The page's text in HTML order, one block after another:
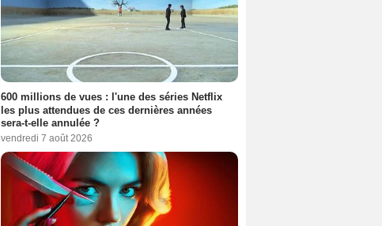
600 millions de vues : l'une des séries Netflix
les plus attendues de ces dernières années
sera-t-elle annulée ?
vendredi 7 août 2026